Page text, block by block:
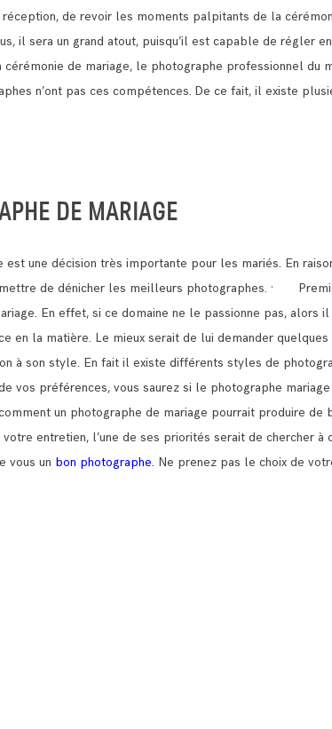
de revoir les moments palpitants de la
il sera un grand atout, puisqu’il est capable de régler
cérémonie de mariage, le photographe professionnel du
n’ont pas ces compétences. De ce fait, il existe
DE MARIAGE
est une décision très importante pour les mariés. En
de dénicher les meilleurs photographes. ·
En effet, si ce domaine ne le passionne pas, alors il
en la matière. Le mieux serait de lui demander
son style. En fait il existe différents styles de
préférences, vous saurez si le photographe mariage
un photographe de mariage pourrait produire de
entretien, l’une de ses priorités serait de chercher à
vous un bon photographe. Ne prenez pas le choix de